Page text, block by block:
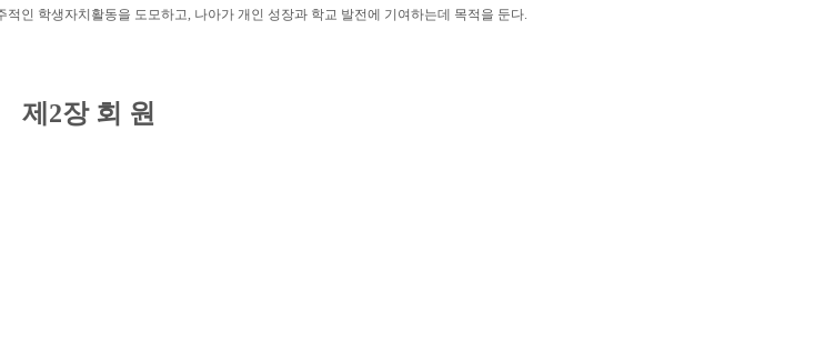
적인 학생자치활동을 도모하고, 나아가 개인 성장과 학교 발전에 기여하는데 목적을 둔다.
제 2장 회 원